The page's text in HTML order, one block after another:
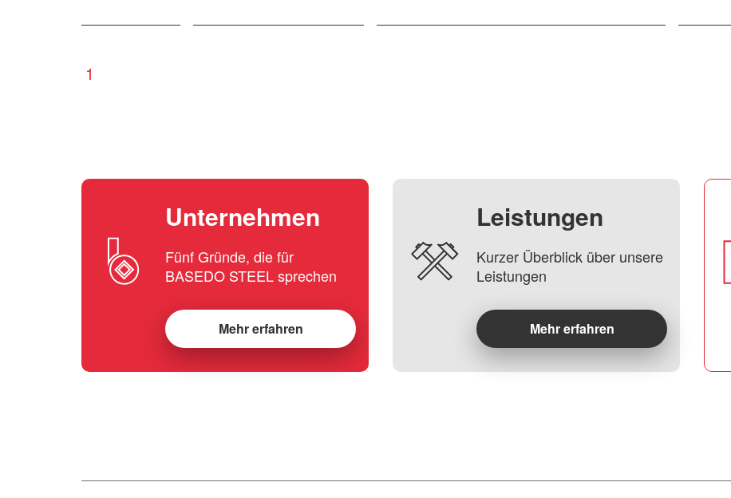
1
Unternehmen
Fünf Gründe, die für
BASEDO STEEL sprechen
Mehr erfahren
Leistungen
Kurzer Überblick über unsere
Leistungen
Mehr erfahren